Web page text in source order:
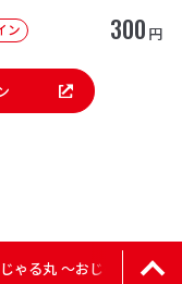
ン 300 円
ゃる丸 ～おじゃる丸は、